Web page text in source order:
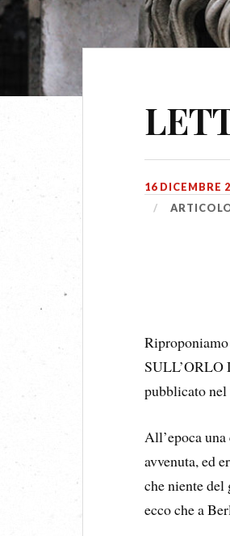
16 DICEMBRE
SULL’ORLO
pubblicato nel
All’epoca
avvenuta, ed
che niente del
ecco che a